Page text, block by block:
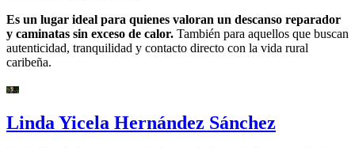
Es un lugar ideal para quienes valoran un descanso reparador
y caminatas sin exceso de calor. También para aquellos que buscan
autenticidad, tranquilidad y contacto directo con la vida rural
caribeña.
Linda Yicela Hernández Sánchez